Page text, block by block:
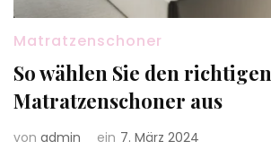
Matratzenschoner
So wählen Sie den richtigen
Matratzenschoner aus
von admin ein 7. März 2024